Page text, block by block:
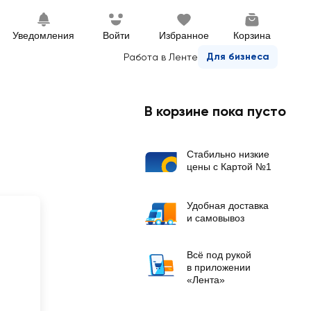
Уведомления Войти Избранное Корзина
Работа в Ленте Для бизнеса
В корзине пока пусто
Стабильно низкие
цены с Картой №1
Удобная доставка
и самовывоз
Всё под рукой
в приложении
«Лента»